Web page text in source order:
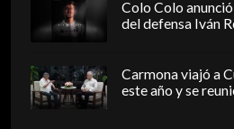
Colo Colo
del defensa Iván
Carmona viajó a
este año y se